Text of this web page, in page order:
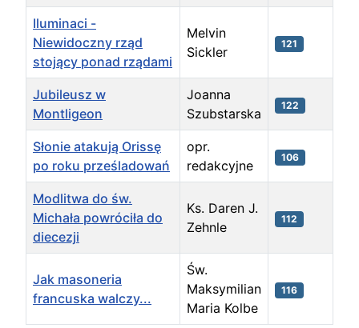
Iluminaci -
Niewidoczny rząd
stojący ponad rządami
Melvin
Sickler
121
Jubileusz w
Montligeon
Joanna
Szubstarska
122
Słonie atakują Orissę
po roku prześladowań
opr.
redakcyjne
106
Modlitwa do św.
Michała powróciła do
diecezji
Ks. Daren J.
Zehnle
112
Jak masoneria
francuska walczy...
Św.
Maksymilian
Maria Kolbe
116